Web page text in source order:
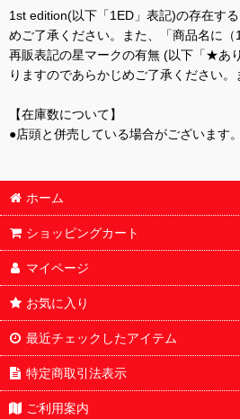
1st edition(以下「1ED」表記)の存在す
めご了承ください。また、「商品名に
再販表記の星マークの有無 (以下「★あ
りますのであらかじめご了承ください
【在庫数について】
●店頭と併売している場合がございます
ホーム
ショッピングカート
マイページ
お気に入り
最近チェックしたアイテム
特定商取引法表示
ご利用案内